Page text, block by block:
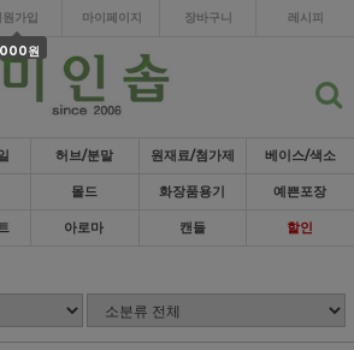
원가입
원
마이페이지 장바구니 레시피
허브/분말 원재료/첨가제 베이스/색소
몰드 화장품용기 예쁜포장
아로마 캔들 할인